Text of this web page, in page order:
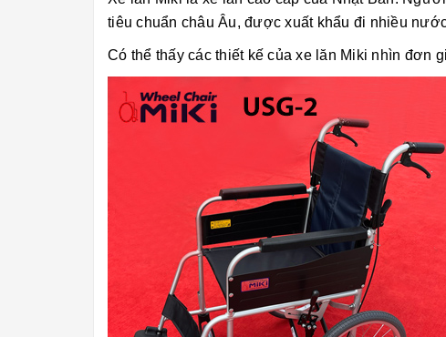
tiêu chuẩn châu Âu, được xuất khẩu đi nhiều
Có thể thấy các thiết kế của xe lăn Miki nhìn đơn